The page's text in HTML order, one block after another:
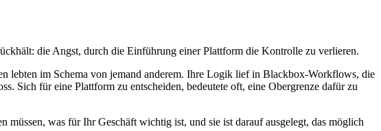
die Angst, durch die Einführung einer Plattform die Kontrolle zu verlieren.
lebten im Schema von jemand anderem. Ihre Logik lief in Blackbox-Workflows, die
Sich für eine Plattform zu entscheiden, bedeutete oft, eine Obergrenze dafür zu
müssen, was für Ihr Geschäft wichtig ist, und sie ist darauf ausgelegt, das möglich